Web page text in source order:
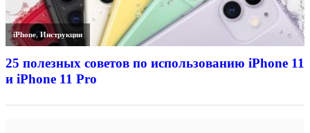
iPhone,Инструкции
25 полезных советов по использованию iPhone 11
и iPhone 11 Pro